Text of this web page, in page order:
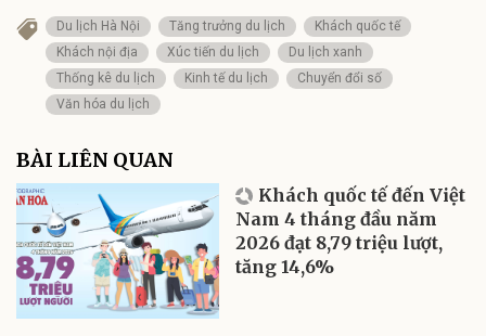
Du lịch Hà Nội Tăng trưởng du lịch
Khách quốc tế
Khách nội địa
Xúc tiến du lịch
Du lịch xanh
Thống kê du lịch
Kinh tế du lịch
Chuyển đổi số
Văn hóa du lịch
BÀI LIÊN QUAN
Khách quốc tế đến Việt
Nam 4 tháng đầu năm
2026 đạt 8,79 triệu lượt,
tăng 14,6%